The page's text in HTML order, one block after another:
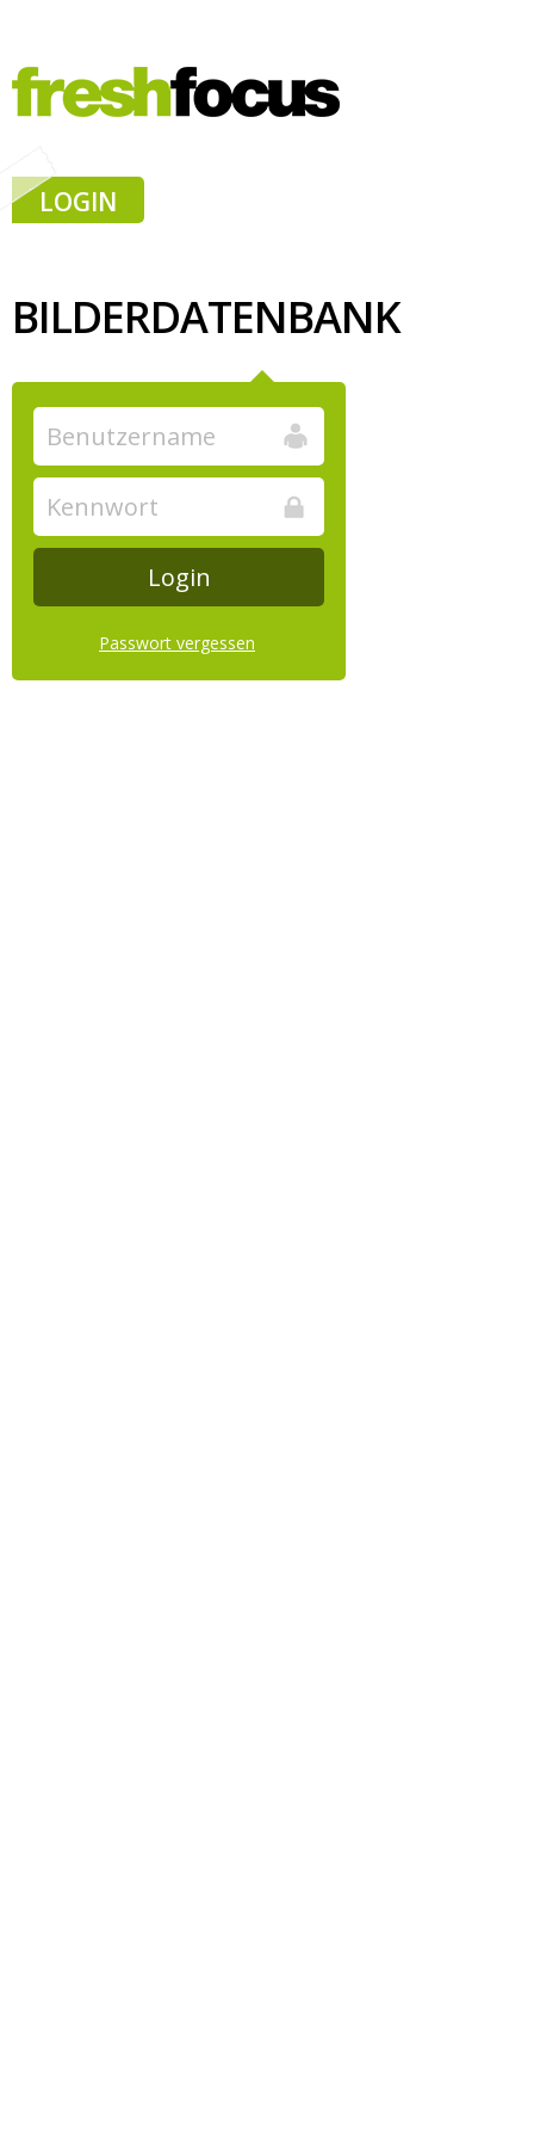
LOGIN
BILDERDATENBANK
Passwort vergessen